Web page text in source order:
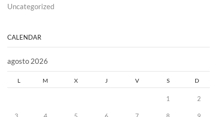
Uncategorized
CALENDAR
agosto 2026
L M X J V S D
1 2